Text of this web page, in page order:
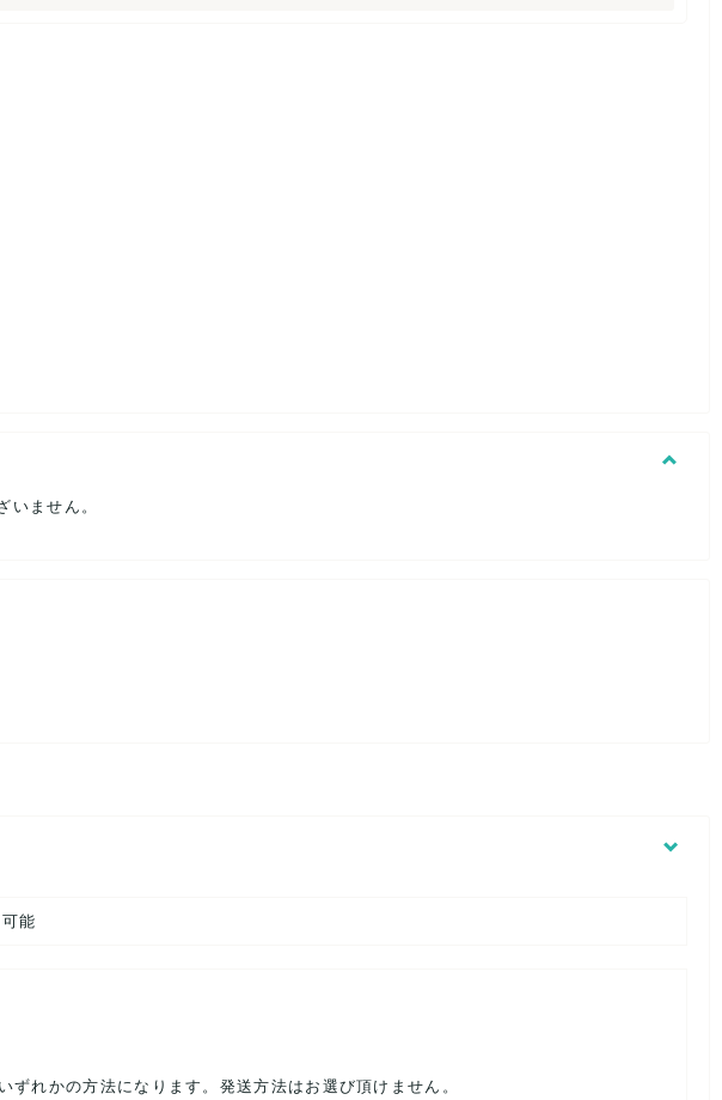
いません。
能
れかの方法になります。発送方法はお選び頂けません。